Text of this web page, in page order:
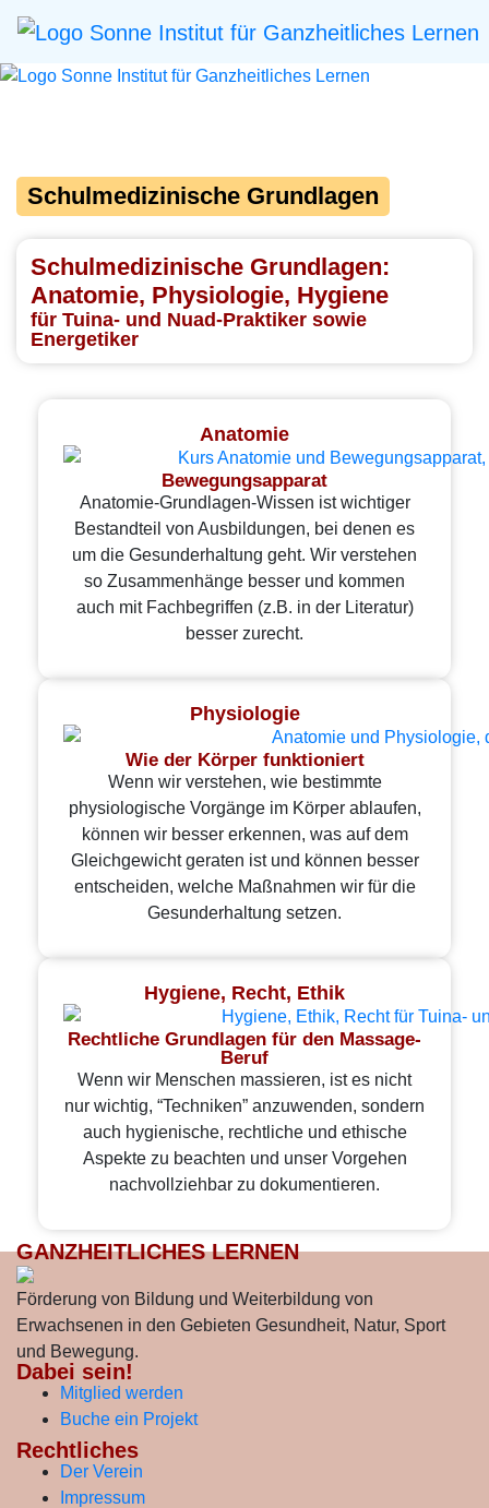
Schulmedizinische Grundlagen
Schulmedizinische Grundlagen:
Anatomie, Physiologie, Hygiene
für Tuina- und Nuad-Praktiker sowie
Energetiker
Anatomie
Bewegungsapparat
Anatomie-Grundlagen-Wissen ist wichtiger
Bestandteil von Ausbildungen, bei denen es
um die Gesunderhaltung geht. Wir verstehen
so Zusammenhänge besser und kommen
auch mit Fachbegriffen (z.B. in der Literatur)
besser zurecht.
Physiologie
Wie der Körper funktioniert
Wenn wir verstehen, wie bestimmte
physiologische Vorgänge im Körper ablaufen,
können wir besser erkennen, was auf dem
Gleichgewicht geraten ist und können besser
entscheiden, welche Maßnahmen wir für die
Gesunderhaltung setzen.
Hygiene, Recht, Ethik
Rechtliche Grundlagen für den Massage-
Beruf
Wenn wir Menschen massieren, ist es nicht
nur wichtig, “Techniken” anzuwenden, sondern
auch hygienische, rechtliche und ethische
Aspekte zu beachten und unser Vorgehen
nachvollziehbar zu dokumentieren.
GANZHEITLICHES LERNEN
Förderung von Bildung und Weiterbildung von
Erwachsenen in den Gebieten Gesundheit, Natur, Sport
und Bewegung.
Dabei sein!
Mitglied werden
Buche ein Projekt
Rechtliches
Der Verein
Impressum